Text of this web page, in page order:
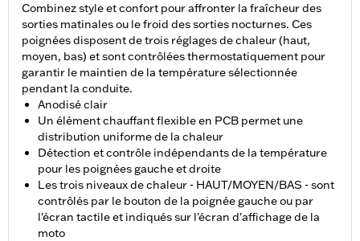
Combinez style et confort pour affronter la fraîcheur des
sorties matinales ou le froid des sorties nocturnes. Ces
poignées disposent de trois réglages de chaleur (haut,
moyen, bas) et sont contrôlées thermostatiquement pour
garantir le maintien de la température sélectionnée
pendant la conduite.
Anodisé clair
Un élément chauffant flexible en PCB permet une
distribution uniforme de la chaleur
Détection et contrôle indépendants de la température
pour les poignées gauche et droite
Les trois niveaux de chaleur - HAUT/MOYEN/BAS - sont
contrôlés par le bouton de la poignée gauche ou par
l'écran tactile et indiqués sur l'écran d'affichage de la
moto